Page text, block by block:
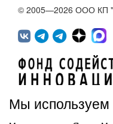
© 2005—2026 ООО КП
Мы